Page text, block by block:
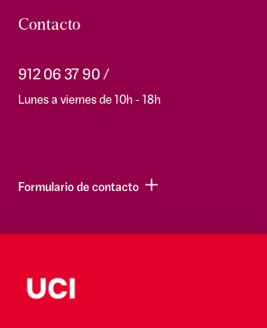
Contacto
912 06 37 90
Lunes a viernes de 10h - 18h
Formulario de contacto